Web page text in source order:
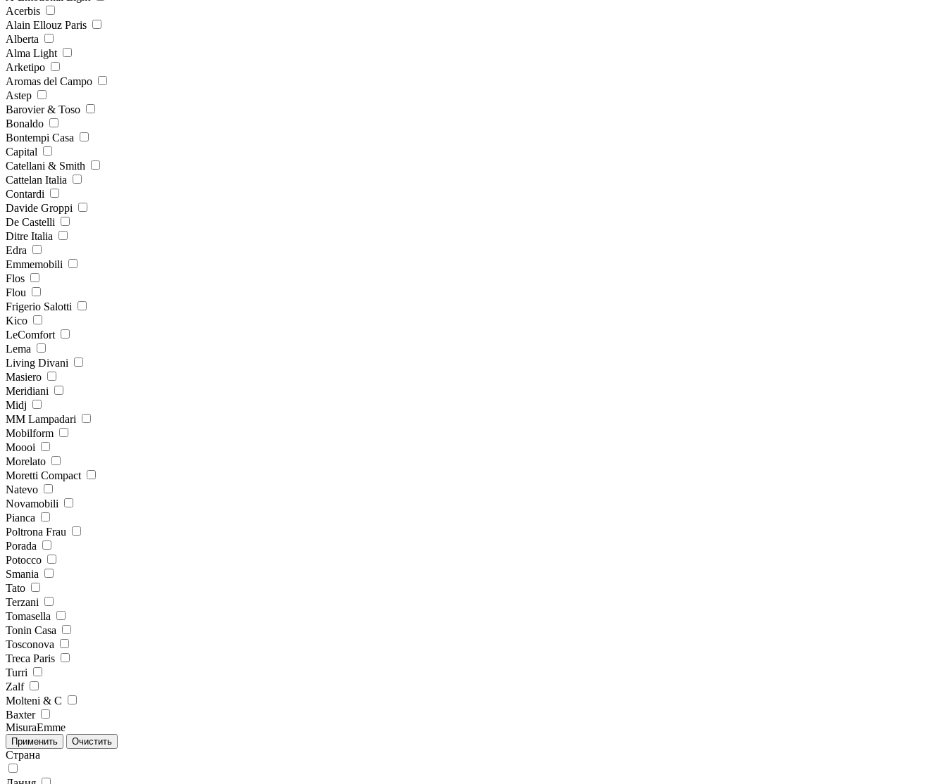
Acerbis
Alain Ellouz Paris
Alberta
Alma Light
Arketipo
Aromas del Campo
Astep
Barovier & Toso
Bonaldo
Bontempi Casa
Capital
Catellani & Smith
Cattelan Italia
Contardi
Davide Groppi
De Castelli
Ditre Italia
Edra
Emmemobili
Flos
Flou
Frigerio Salotti
Kico
LeComfort
Lema
Living Divani
Masiero
Meridiani
Midj
MM Lampadari
Mobilform
Moooi
Morelato
Moretti Compact
Natevo
Novamobili
Pianca
Poltrona Frau
Porada
Potocco
Smania
Tato
Terzani
Tomasella
Tonin Casa
Tosconova
Treca Paris
Turri
Zalf
Molteni & C
Baxter
MisuraEmme
Страна